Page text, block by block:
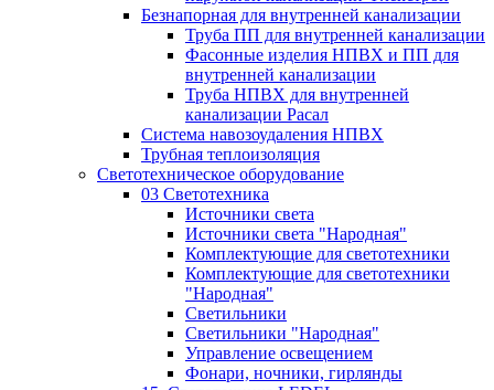
Безнапорная для внутренней канализации
Труба ПП для внутренней канализации
Фасонные изделия НПВХ и ПП для
внутренней канализации
Труба НПВХ для внутренней
канализации Расал
Система навозоудаления НПВХ
Трубная теплоизоляция
Светотехническое оборудование
03 Светотехника
Источники света
Источники света "Народная"
Комплектующие для светотехники
Комплектующие для светотехники
"Народная"
Светильники
Светильники "Народная"
Управление освещением
Фонари, ночники, гирлянды